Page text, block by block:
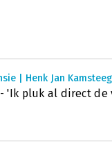
| Henk Jan Kamsteeg
'Ik pluk al direct de